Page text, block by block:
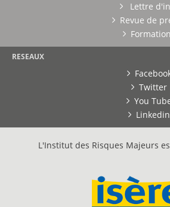
Lettre
Revue de
RESEAUX
Twitter
You
Linkedin
L'Institut des Risques Majeurs